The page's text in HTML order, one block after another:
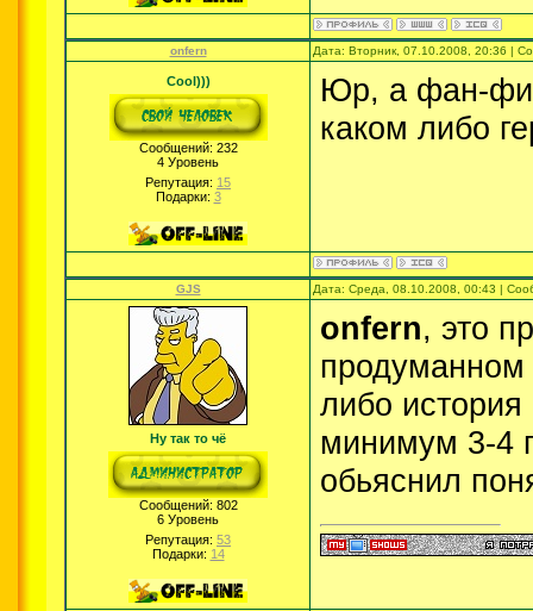
onfern Дата: Вторник, 07.10.2008, 20:36 |
Cool)))
Сообщений: 232
4 Уровень
Репутация: 15
Подарки: 3
Юр, а фан-
каком либо
GJS Дата: Среда, 08.10.2008, 00:43 |
Ну так то чё
Сообщений: 802
6 Уровень
Репутация: 53
Подарки: 14
onfern, это
продуманном
либо история
минимум 3-4
обьяснил